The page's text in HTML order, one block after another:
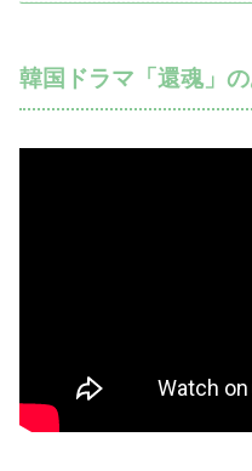
韓国ドラマ「還魂」